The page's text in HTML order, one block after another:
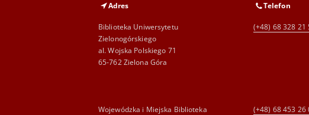
Adres
Biblioteka Uniwersytetu
Zielonogórskiego
al. Wojska Polskiego 71
65-762 Zielona Góra
Telefon
(+48) 68 328 21
Wojewódzka i Miejska Biblioteka
(+48) 68 453 26